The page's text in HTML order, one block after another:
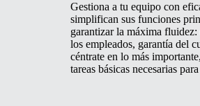
Gestiona a tu equipo con
simplifican sus funciones
garantizar la máxima
los empleados, garantía del
céntrate en lo más
tareas básicas necesarias